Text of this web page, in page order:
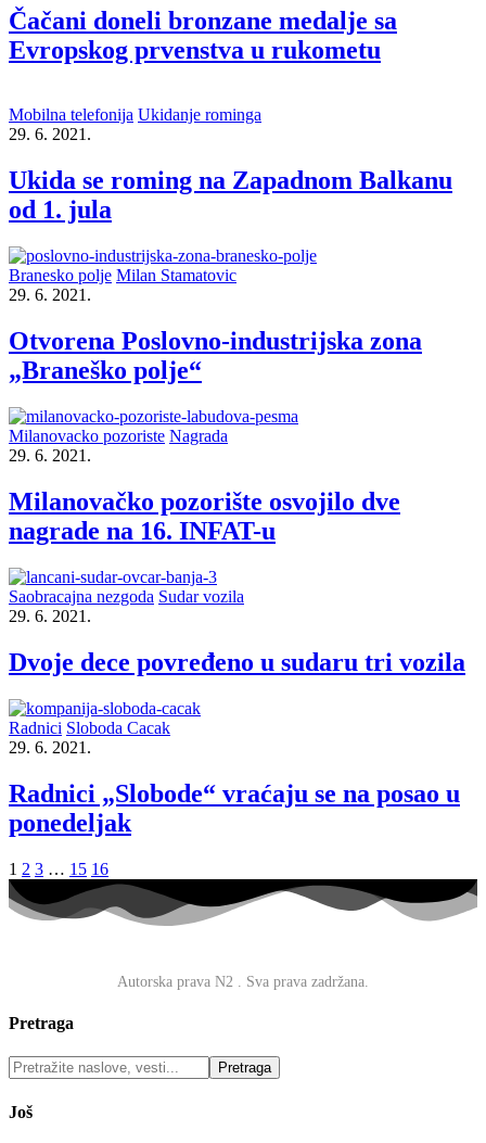
Čačani doneli bronzane medalje sa
Evropskog prvenstva u rukometu
Mobilna telefonija Ukidanje rominga
29. 6. 2021.
Ukida se roming na Zapadnom Balkanu
od 1. jula
Branesko polje Milan Stamatovic
29. 6. 2021.
Otvorena Poslovno-industrijska zona
„Braneško polje“
Milanovacko pozoriste Nagrada
29. 6. 2021.
Milanovačko pozorište osvojilo dve
nagrade na 16. INFAT-u
Saobracajna nezgoda Sudar vozila
29. 6. 2021.
Dvoje dece povređeno u sudaru tri vozila
Radnici Sloboda Cacak
29. 6. 2021.
Radnici „Slobode“ vraćaju se na posao u
ponedeljak
1 2 3 … 15 16
Autorska prava N2
. Sva prava zadržana.
Pretraga
Još